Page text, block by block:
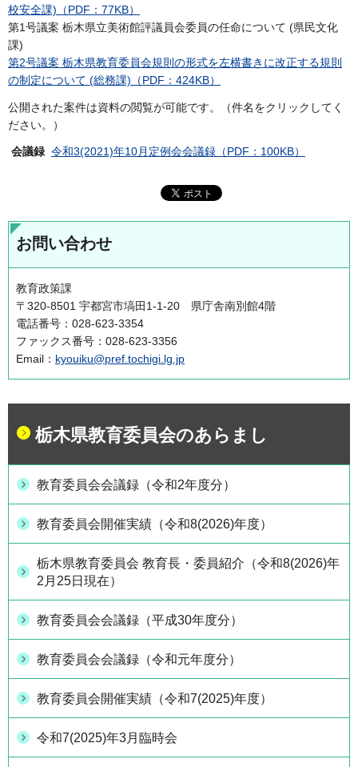
校安全課)（PDF：77KB）
第1号議案 栃木県立美術館評議員会委員の任命について (県民文化
課)
第2号議案 栃木県教育委員会規則の形式を左横書きに改正する規則
の制定について (総務課)（PDF：424KB）
公開された案件は資料の閲覧が可能です。（件名をクリックしてく
ださい。）
会議録 令和3(2021)年10月定例会会議録（PDF：100KB）
お問い合わせ
教育政策課
〒320-8501 宇都宮市塙田1-1-20 県庁舎南別館4階
電話番号：028-623-3354
ファックス番号：028-623-3356
Email： kyouiku@pref.tochigi.lg.jp
栃木県教育委員会のあらまし
教育委員会会議録（令和2年度分）
教育委員会開催実績（令和8(2026)年度）
栃木県教育委員会 教育長・委員紹介（令和8(2026)年
2月25日現在）
教育委員会会議録（平成30年度分）
教育委員会会議録（令和元年度分）
教育委員会開催実績（令和7(2025)年度）
令和7(2025)年3月臨時会